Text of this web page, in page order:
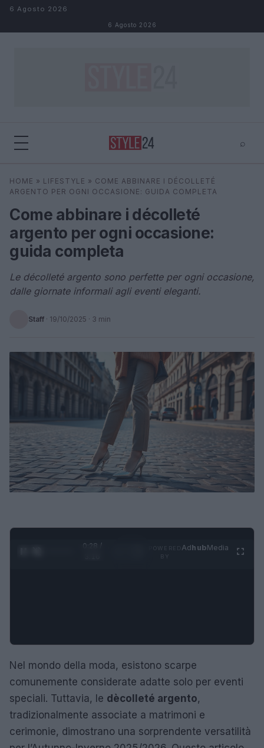
Salta al contenuto
6 Agosto 2026
6 Agosto 2026
⌕
Cerca
HOME » LIFESTYLE » COME ABBINARE I DÉCOLLETÉ
ARGENTO PER OGNI OCCASIONE: GUIDA COMPLETA
Come abbinare i décolleté
argento per ogni occasione:
guida completa
Le décolleté argento sono perfette per ogni occasione,
dalle giornate informali agli eventi eleganti.
Staff · 19/10/2025 · 3 min
0:29 /
AdhubMedia
Nel mondo della moda, esistono scarpe
comunemente considerate adatte solo per eventi
speciali. Tuttavia, le dècolleté argento,
tradizionalmente associate a matrimoni e
cerimonie, dimostrano una sorprendente versatilità